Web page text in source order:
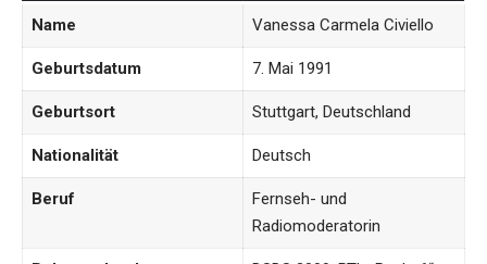
Name Vanessa Carmela Civiello
Geburtsdatum 7. Mai 1991
Geburtsort Stuttgart, Deutschland
Nationalität Deutsch
Beruf
Fernseh- und
Radiomoderatorin